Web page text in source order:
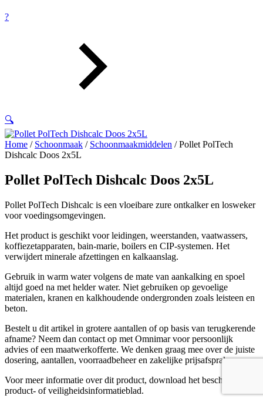
?
🔍
Home / Schoonmaak / Schoonmaakmiddelen / Pollet PolTech
Dishcalc Doos 2x5L
Pollet PolTech Dishcalc Doos 2x5L
Pollet PolTech Dishcalc is een vloeibare zure ontkalker en losweker
voor voedingsomgevingen.
Het product is geschikt voor leidingen, weerstanden, vaatwassers,
koffiezetapparaten, bain-marie, boilers en CIP-systemen. Het
verwijdert minerale afzettingen en kalkaanslag.
Gebruik in warm water volgens de mate van aankalking en spoel
altijd goed na met helder water. Niet gebruiken op gevoelige
materialen, kranen en kalkhoudende ondergronden zoals leisteen en
beton.
Bestelt u dit artikel in grotere aantallen of op basis van terugkerende
afname? Neem dan contact op met Omnimar voor persoonlijk
advies of een maatwerkofferte. We denken graag mee over de juiste
dosering, aantallen, voorraadbeheer en zakelijke prijsafspraken.
Voor meer informatie over dit product, download het beschikbare
product- of veiligheidsinformatieblad.